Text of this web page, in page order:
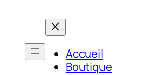
Accueil
Boutique